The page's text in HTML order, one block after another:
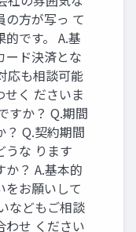
の⽅が写っ て
です。 A.基
ード決済とな
応も相談可能
く ださいま
すか？ Q.期間
？ Q.契約期間
うな ります
？ A.基本的
をお願いして
などもご相談
わせ ください